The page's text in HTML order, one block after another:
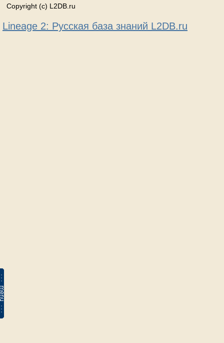
Copyright (c) L2DB.ru
Lineage 2: Русская база знаний L2DB.ru